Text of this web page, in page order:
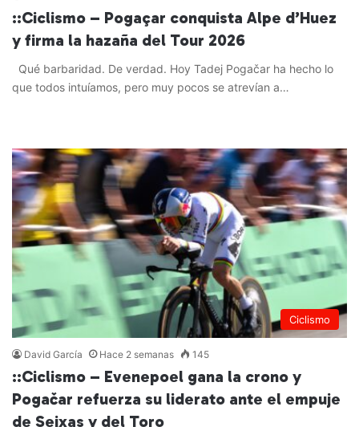
::Ciclismo – Pogaçar conquista Alpe d’Huez
y firma la hazaña del Tour 2026
Qué barbaridad. De verdad. Hoy Tadej Pogačar ha hecho lo
que todos intuíamos, pero muy pocos se atrevían a…
Ciclismo
David García Hace 2 semanas 145
::Ciclismo – Evenepoel gana la crono y
Pogačar refuerza su liderato ante el empuje
de Seixas y del Toro